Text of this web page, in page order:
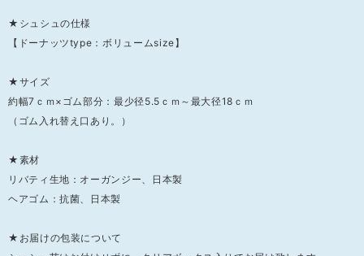
★シュシュの仕様
【ドーナッツtype：ボリュームsize】
★サイズ
約幅7ｃｍ×ゴム部分：最少径5.5ｃｍ～最大径18ｃｍ
（ゴム入れ替え口あり。）
★素材
リバティ生地：オーガンジー、日本製
ヘアゴム：抗菌、日本製
★お届けの包装について